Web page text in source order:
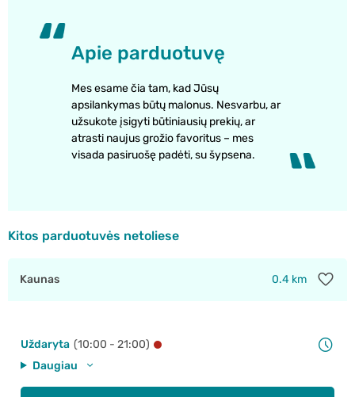
Apie parduotuvę
Mes esame čia tam, kad Jūsų
apsilankymas būtų malonus. Nesvarbu, ar
užsukote įsigyti būtiniausių prekių, ar
atrasti naujus grožio favoritus – mes
visada pasiruošę padėti, su šypsena.
Kitos parduotuvės netoliese
Kaunas 0.4 km
Uždaryta (10:00 - 21:00)
Daugiau